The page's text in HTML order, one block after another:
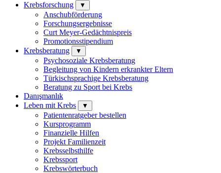
Krebsforschung ▼
Anschubförderung
Forschungsergebnisse
Curt Meyer-Gedächtnispreis
Promotionsstipendium
Krebsberatung
▼
Psychosoziale Krebsberatung
Begleitung von Kindern erkrankter Eltern
Türkischsprachige Krebsberatung
Beratung zu Sport bei Krebs
Danışmanlık
Leben mit Krebs
▼
Patientenratgeber bestellen
Kursprogramm
Finanzielle Hilfen
Projekt Familienzeit
Krebsselbsthilfe
Krebssport
Krebswörterbuch